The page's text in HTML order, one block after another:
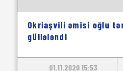
Okriaşvili əmisi oğlu
güllələndi
01.11.2020 15:53